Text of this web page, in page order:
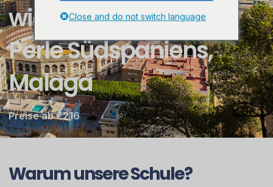
wiederentdeckten
Perle Südspaniens,
Malaga
Preise ab €216
Warum unsere Schule?
Close and do not switch language